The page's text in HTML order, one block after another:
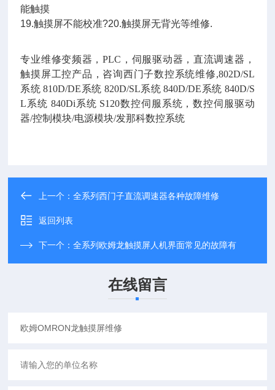
能触摸
19.触摸屏不能校准?20.触摸屏无背光等维修.
专业维修变频器，PLC，伺服驱动器，直流调速器，
触摸屏工控产品，咨询西门子数控系统维修,802D/SL
系统 810D/DE系统 820D/SL系统 840D/DE系统 840D/S
L系统 840Di系统 S120数控伺服系统，数控伺服驱动
器/控制模块/电源模块/发那科数控系统
上一个：全系列西门子直流调速器各种故障维修
返回列表
下一个：全系列欧姆龙触摸屏人机界面常见的故障有
在线留言